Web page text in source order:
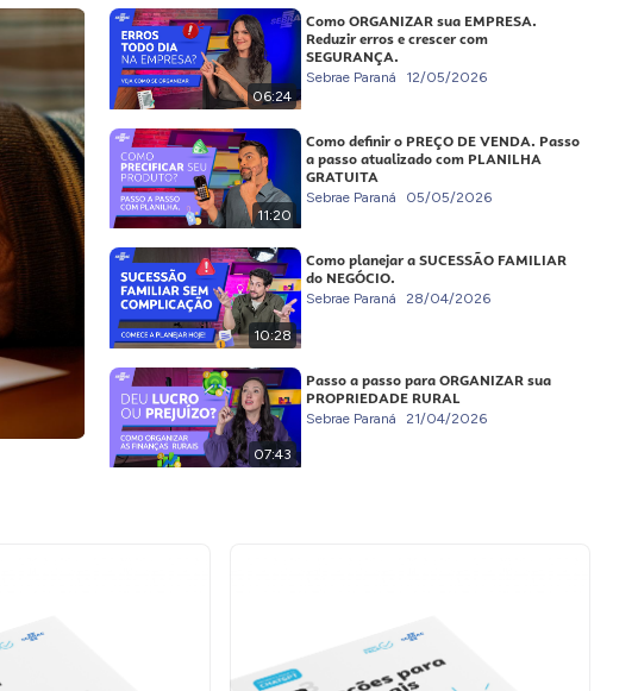
06:24
Como ORGANIZAR sua EMPRESA.
Reduzir erros e crescer com
SEGURANÇA.
Sebrae Paraná 12/05/2026
11:20
Como definir o PREÇO DE VENDA. Passo
a passo atualizado com PLANILHA
GRATUITA
Sebrae Paraná 05/05/2026
10:28
Como planejar a SUCESSÃO FAMILIAR
do NEGÓCIO.
Sebrae Paraná 28/04/2026
07:43
Passo a passo para ORGANIZAR sua
PROPRIEDADE RURAL
Sebrae Paraná 21/04/2026